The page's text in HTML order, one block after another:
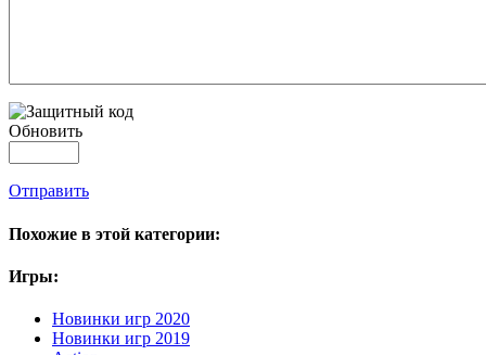
Обновить
Отправить
Похожие в этой категории:
Игры:
Новинки игр 2020
Новинки игр 2019